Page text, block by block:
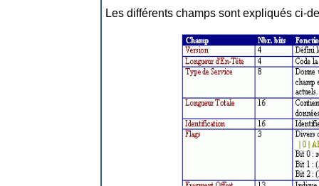
Les différents champs sont expliqués ci-